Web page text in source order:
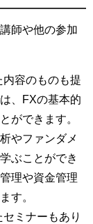
師や他の参加
容のものも提
、FXの基本的
ができます。
やファンダメ
ぶことができ
理や資金管理
す。
ミナーもあり